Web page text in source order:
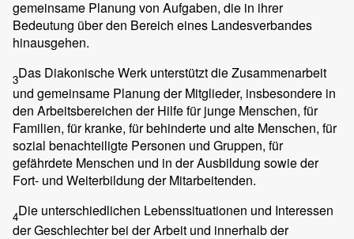
gemeinsame Planung von Aufgaben, die in ihrer
Bedeutung über den Bereich eines Landesverbandes
hinausgehen.
3Das Diakonische Werk unterstützt die Zusammenarbeit
und gemeinsame Planung der Mitglieder, insbesondere in
den Arbeitsbereichen der Hilfe für junge Menschen, für
Familien, für kranke, für behinderte und alte Menschen, für
sozial benachteiligte Personen und Gruppen, für
gefährdete Menschen und in der Ausbildung sowie der
Fort- und Weiterbildung der Mitarbeitenden.
4Die unterschiedlichen Lebenssituationen und Interessen
der Geschlechter bei der Arbeit und innerhalb der